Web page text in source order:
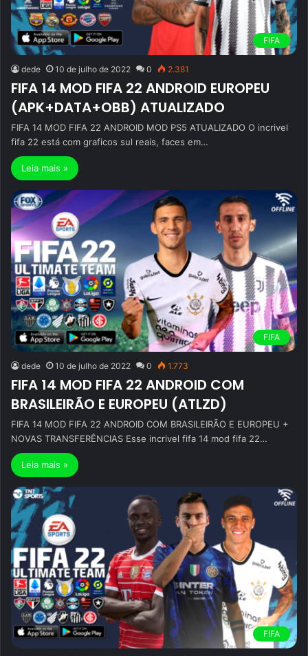
FIFA
dede 10 de julho de 2022 0 2.381
FIFA 14 MOD FIFA 22 ANDROID EUROPEU
(APK+DATA+OBB) ATUALIZADO
FIFA 14 MOD FIFA 22 ANDROID MOD PS5 ATUALIZADO O incrivel
fifa 22 está com graficos sul reais, faces em…
Leia mais »
FIFA
dede 10 de julho de 2022 0 1.773
FIFA 14 MOD FIFA 22 ANDROID COM
BRASILEIRÃO E EUROPEU (ATLZD)
FIFA 14 MOD FIFA 22 ANDROID COM BRASILEIRÃO E EUROPEU +
NOVAS TRANSFERÊNCIAS Esse incrivel fifa 14 mod fifa 22…
Leia mais »
FIFA